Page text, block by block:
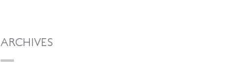
ARCHIVES